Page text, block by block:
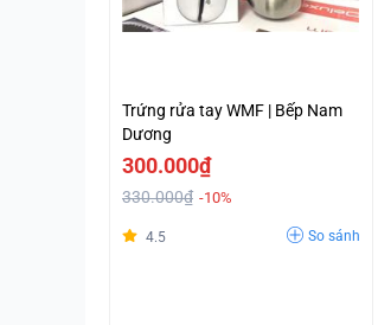
Trứng rửa tay WMF | Bếp Nam
Dương
300.000₫
330.000₫ -10%
4.5 So sánh